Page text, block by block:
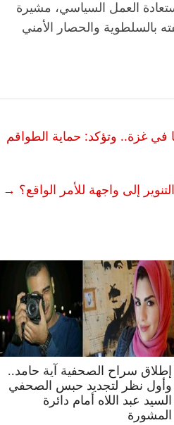
العمل السياسي، مشيرة
بالسلطوية والحصار الأمني
في غزة.. وتؤكد: حماية الطواقم
إلى واجهة للأمر الواقع؟ →
إطلاق سراح الصحفية آية حامد..
وأول نظر لتجديد حبس الصحفي
السيد عبد اللاه أمام دائرة
المشورة
فارس مقاومة